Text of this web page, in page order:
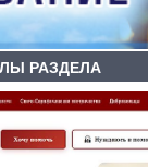
РАЗДЕЛА